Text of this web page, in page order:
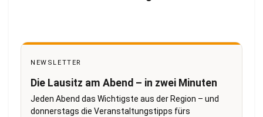
NEWSLETTER
Die Lausitz am Abend – in zwei Minuten
Jeden Abend das Wichtigste aus der Region – und
donnerstags die Veranstaltungstipps fürs